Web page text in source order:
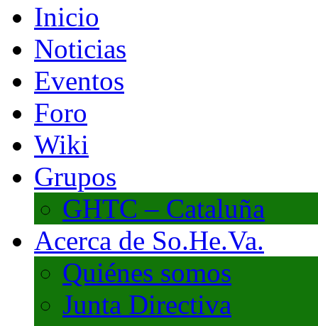
Inicio
Noticias
Eventos
Foro
Wiki
Grupos
GHTC – Cataluña
Acerca de So.He.Va.
Quiénes somos
Junta Directiva